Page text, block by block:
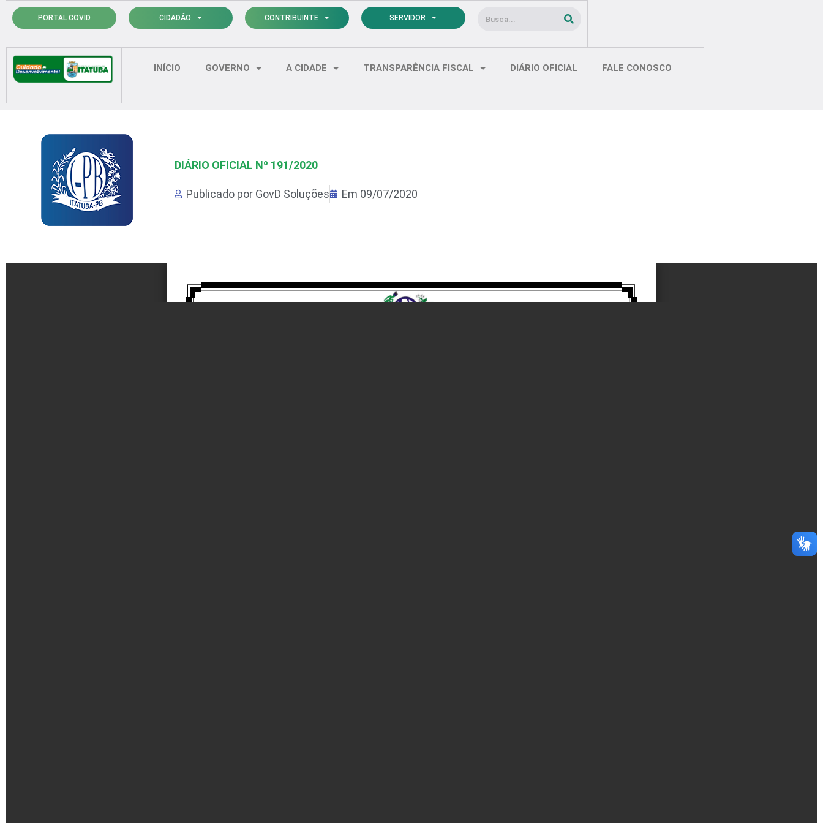
para
conteúdo
PORTAL COVID CIDADÃO CONTRIBUINTE SERVIDOR Pesquisar
INÍCIO GOVERNO A CIDADE TRANSPARÊNCIA FISCAL DIÁRIO OFICIAL FALE CONOSCO
DIÁRIO OFICIAL Nº 191/2020
Publicado por GovD Soluções Em 09/07/2020